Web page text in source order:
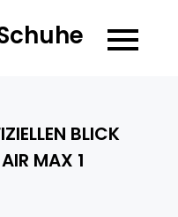
BLICK
MAX 1